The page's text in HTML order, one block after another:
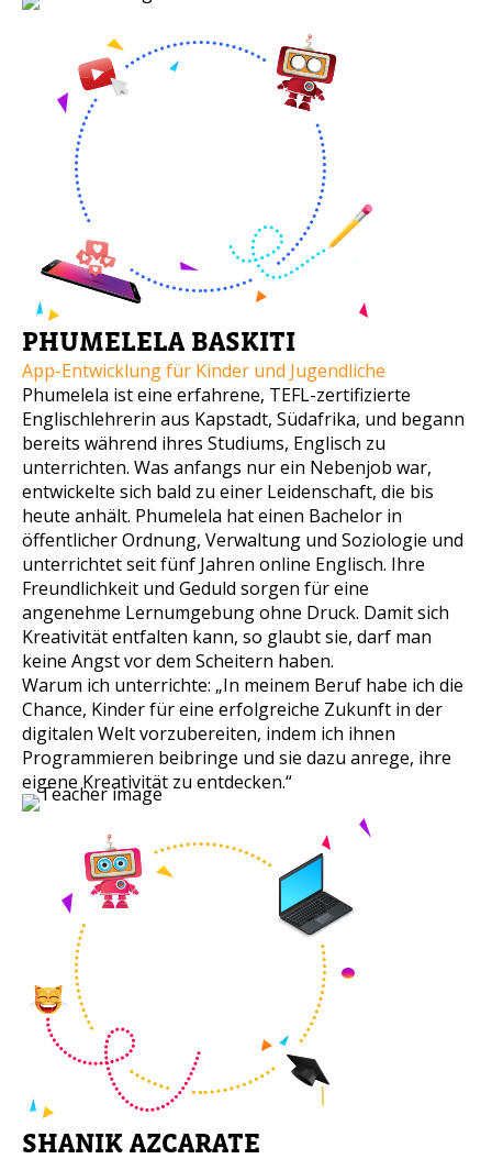
PHUMELELA BASKITI
App-Entwicklung für Kinder und Jugendliche
Phumelela ist eine erfahrene, TEFL-zertifizierte
Englischlehrerin aus Kapstadt, Südafrika, und begann
bereits während ihres Studiums, Englisch zu
unterrichten. Was anfangs nur ein Nebenjob war,
entwickelte sich bald zu einer Leidenschaft, die bis
heute anhält. Phumelela hat einen Bachelor in
öffentlicher Ordnung, Verwaltung und Soziologie und
unterrichtet seit fünf Jahren online Englisch. Ihre
Freundlichkeit und Geduld sorgen für eine
angenehme Lernumgebung ohne Druck. Damit sich
Kreativität entfalten kann, so glaubt sie, darf man
keine Angst vor dem Scheitern haben.
Warum ich unterrichte: „In meinem Beruf habe ich die
Chance, Kinder für eine erfolgreiche Zukunft in der
digitalen Welt vorzubereiten, indem ich ihnen
Programmieren beibringe und sie dazu anrege, ihre
eigene Kreativität zu entdecken.“
SHANIK AZCARATE